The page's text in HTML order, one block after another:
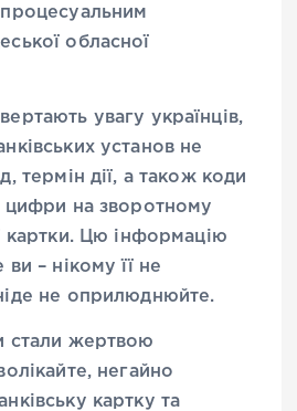
обласної
увагу українців,
установ не
термін дії, а також коди
цифри на зворотному
картки. Цю інформацію
– нікому її не
не оприлюднюйте.
стали жертвою
негайно
картку та